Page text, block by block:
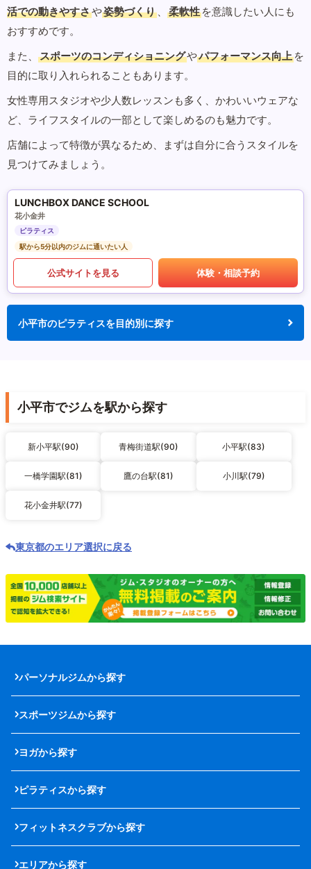
活での動きやすさや姿勢づくり 、 柔軟性 を意識したい人にも
おすすめです。
また、
スポーツのコンディショニングやパフォーマンス向上 を
目的に取り入れられることもあります。
女性専用スタジオや少人数レッスンも多く、かわいいウェアな
ど、ライフスタイルの一部として楽しめるのも魅力です。
店舗によって特徴が異なるため、まずは自分に合うスタイルを
見つけてみましょう。
LUNCHBOX DANCE SCHOOL
花小金井
ピラティス
駅から5分以内のジムに通いたい人
公式サイトを見る 体験・相談予約
小平市のピラティスを目的別に探す
小平市でジムを駅から探す
新小平駅(90) 青梅街道駅(90) 小平駅(83)
一橋学園駅(81) 鷹の台駅(81) 小川駅(79)
花小金井駅(77)
東京都のエリア選択に戻る
パーソナルジムから探す
スポーツジムから探す
ヨガから探す
ピラティスから探す
フィットネスクラブから探す
エリアから探す